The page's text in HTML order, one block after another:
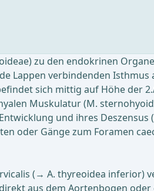
zu den endokrinen
Lappen verbindenden Isthmus
sich mittig auf Höhe der
Muskulatur (M.
und ihres Deszensus
oder Gänge zum Foramen
(→ A. thyreoidea inferior)
aus dem Aortenbogen oder